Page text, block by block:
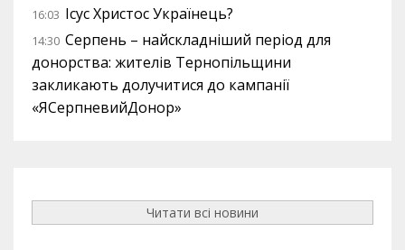
16:03 Ісус Христос Українець?
14:30 Серпень – найскладніший період для
донорства: жителів Тернопільщини
закликають долучитися до кампанії
«ЯСерпневийДонор»
Читати всі новини